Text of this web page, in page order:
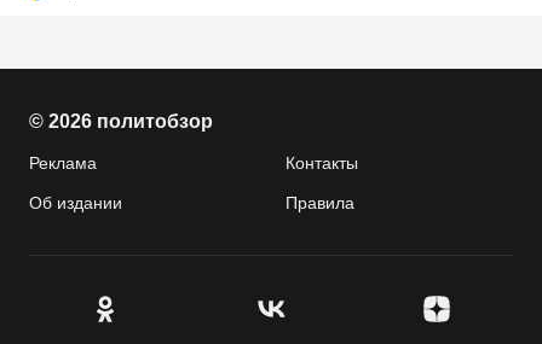
© 2026 политобзор
Реклама Контакты
Об издании Правила